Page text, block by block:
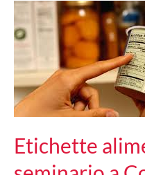
la
Calabria”
Etichette